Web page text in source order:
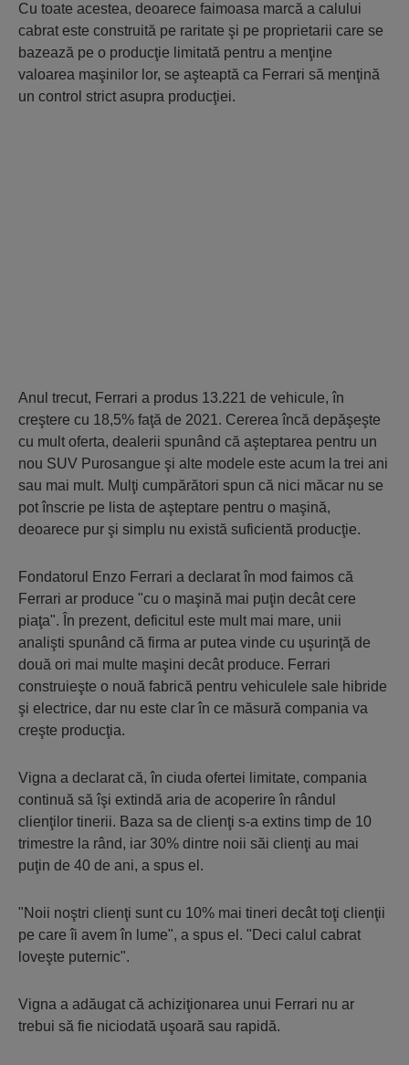
Cu toate acestea, deoarece faimoasa marcă a calului
cabrat este construită pe raritate şi pe proprietarii care se
bazează pe o producţie limitată pentru a menţine
valoarea maşinilor lor, se aşteaptă ca Ferrari să menţină
un control strict asupra producţiei.
Anul trecut, Ferrari a produs 13.221 de vehicule, în
creştere cu 18,5% faţă de 2021. Cererea încă depăşeşte
cu mult oferta, dealerii spunând că aşteptarea pentru un
nou SUV Purosangue şi alte modele este acum la trei ani
sau mai mult. Mulţi cumpărători spun că nici măcar nu se
pot înscrie pe lista de aşteptare pentru o maşină,
deoarece pur şi simplu nu există suficientă producţie.
Fondatorul Enzo Ferrari a declarat în mod faimos că
Ferrari ar produce "cu o maşină mai puţin decât cere
piaţa". În prezent, deficitul este mult mai mare, unii
analişti spunând că firma ar putea vinde cu uşurinţă de
două ori mai multe maşini decât produce. Ferrari
construieşte o nouă fabrică pentru vehiculele sale hibride
şi electrice, dar nu este clar în ce măsură compania va
creşte producţia.
Vigna a declarat că, în ciuda ofertei limitate, compania
continuă să îşi extindă aria de acoperire în rândul
clienţilor tinerii. Baza sa de clienţi s-a extins timp de 10
trimestre la rând, iar 30% dintre noii săi clienţi au mai
puţin de 40 de ani, a spus el.
"Noii noştri clienţi sunt cu 10% mai tineri decât toţi clienţii
pe care îi avem în lume", a spus el. "Deci calul cabrat
loveşte puternic".
Vigna a adăugat că achiziţionarea unui Ferrari nu ar
trebui să fie niciodată uşoară sau rapidă.